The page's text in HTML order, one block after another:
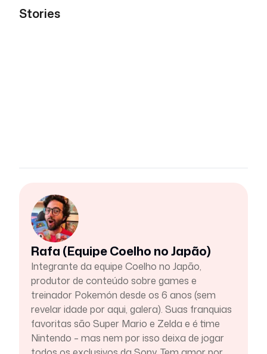
Stories
Rafa (Equipe Coelho no Japão)
Integrante da equipe Coelho no Japão,
produtor de conteúdo sobre games e
treinador Pokemón desde os 6 anos (sem
revelar idade por aqui, galera). Suas franquias
favoritas são Super Mario e Zelda e é time
Nintendo – mas nem por isso deixa de jogar